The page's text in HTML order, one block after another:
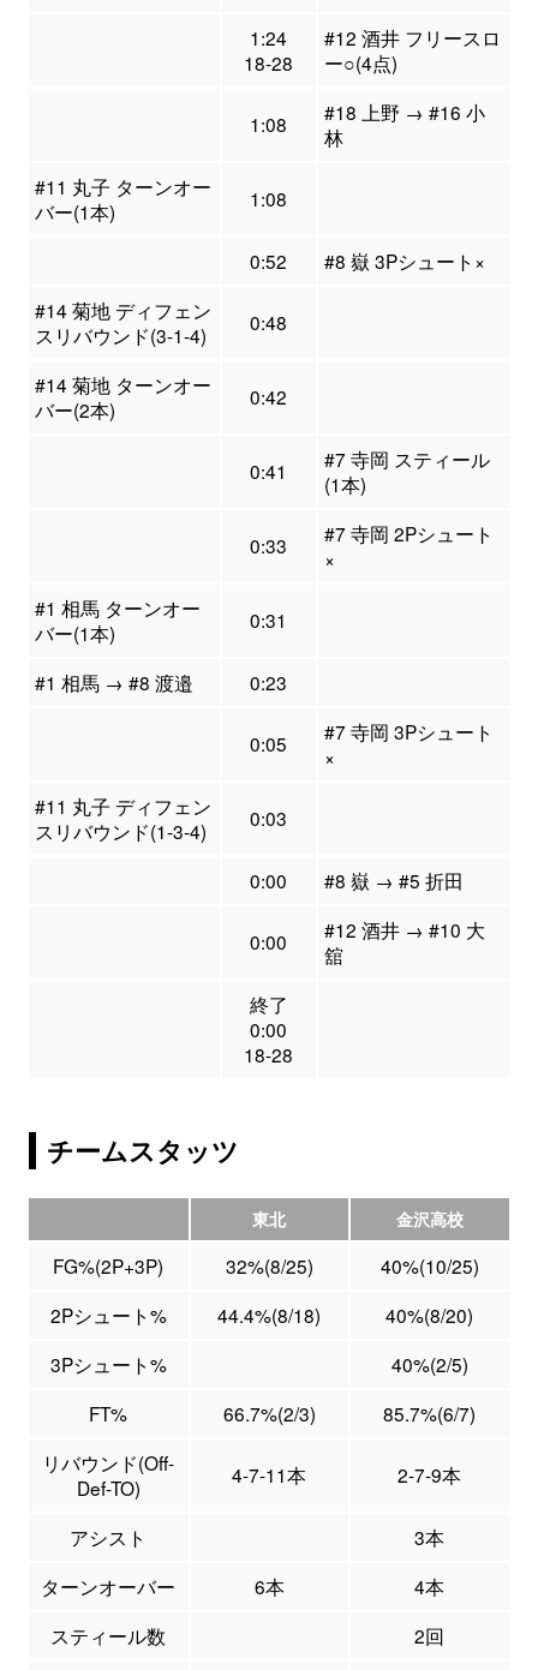
1:24
18-28
#12 酒井 フリースロ
ー○(4点)
1:08
#18 上野 → #16 小
林
#11 丸子 ターンオー
バー(1本)
1:08
0:52
#8 嶽 3Pシュート×
#14 菊地 ディフェン
スリバウンド(3-1-4)
0:48
#14 菊地 ターンオー
バー(2本)
0:42
0:41
#7 寺岡 スティール
(1本)
0:33
#7 寺岡 2Pシュート
×
#1 相馬 ターンオー
バー(1本)
0:31
#1 相馬 → #8 渡邉 0:23
0:05
#7 寺岡 3Pシュート
×
#11 丸子 ディフェン
スリバウンド(1-3-4)
0:03
0:00 #8 嶽 → #5 折田
0:00
#12 酒井 → #10 大
舘
終了
0:00
18-28
チームスタッツ
東北 金沢高校
FG%(2P+3P) 32%(8/25)
40%(10/25)
2Pシュート%
44.4%(8/18)
40%(8/20)
3Pシュート%
40%(2/5)
FT%
66.7%(2/3)
85.7%(6/7)
リバウンド(Off-
Def-TO)
4-7-11本 2-7-9本
アシスト
3本
ターンオーバー
6本
4本
スティール数
2回